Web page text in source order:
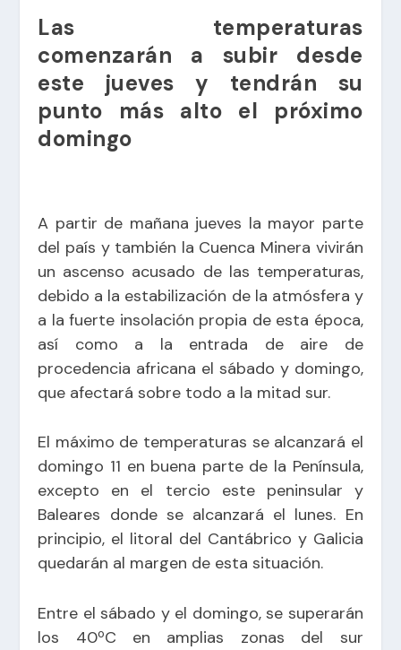
Las temperaturas
comenzarán a subir desde
este jueves y tendrán su
punto más alto el próximo
domingo
A partir de mañana jueves la mayor parte
del país y también la Cuenca Minera vivirán
un ascenso acusado de las temperaturas,
debido a la estabilización de la atmósfera y
a la fuerte insolación propia de esta época,
así como a la entrada de aire de
procedencia africana el sábado y domingo,
que afectará sobre todo a la mitad sur.
El máximo de temperaturas se alcanzará el
domingo 11 en buena parte de la Península,
excepto en el tercio este peninsular y
Baleares donde se alcanzará el lunes. En
principio, el litoral del Cantábrico y Galicia
quedarán al margen de esta situación.
Entre el sábado y el domingo, se superarán
los 40ºC en amplias zonas del sur